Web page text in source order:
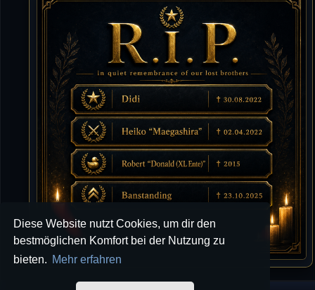
Diese Website nutzt Cookies, um dir den
bestmöglichen Komfort bei der Nutzung zu
bieten. Mehr erfahren
27. Dez 2023, 22:48
DieWildeHilde
10.07.2026 / 12:48
Happy Birthday Chickpea
DieWildeHilde
10.07.2026 / 10:08
Hallo meine Lieben!
Isimiyaki
10.07.2026 / 00:34
Alles gute chickpea
Was geht aaaaaaaaaaaab
[XL]Oldie-Dellmuth
Wartungsarbeiten zwischen 12 - 13 Uhr am Freitag !!!